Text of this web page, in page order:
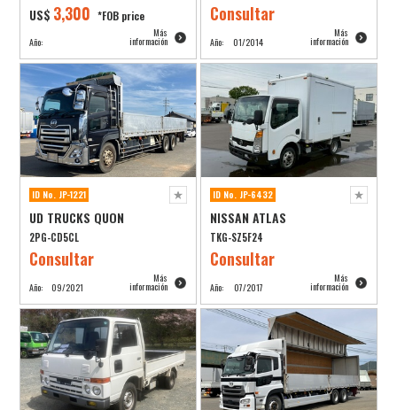
US$ 3,300 *FOB price
Año:
Más
información
Consultar
Año: 01/2014
Más
información
ID No. JP-1221
UD TRUCKS QUON
2PG-CD5CL
Consultar
Año: 09/2021
Más
información
ID No. JP-6432
NISSAN ATLAS
TKG-SZ5F24
Consultar
Año: 07/2017
Más
información